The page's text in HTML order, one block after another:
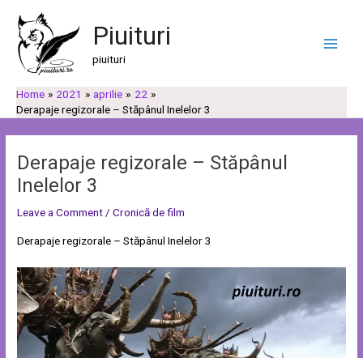
content
Piuituri
piuituri
Menu
Home 2021 aprilie
22
Derapaje regizorale – Stăpânul Inelelor 3
Derapaje regizorale – Stăpânul
Inelelor 3
Leave a Comment/Cronică de film
Derapaje regizorale – Stăpânul Inelelor 3
navigation
a
u
ă
a
t
g
o